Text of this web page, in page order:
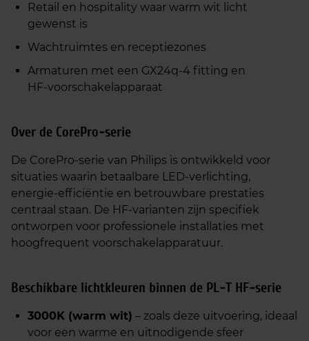
Retail en hospitality waar warm wit licht
gewenst is
Wachtruimtes en receptiezones
Armaturen met een GX24q‑4 fitting en
HF‑voorschakelapparaat
Over de CorePro‑serie
De CorePro‑serie van Philips is ontwikkeld voor
situaties waarin betaalbare LED‑verlichting,
energie‑efficiëntie en betrouwbare prestaties
centraal staan. De HF‑varianten zijn specifiek
ontworpen voor professionele installaties met
hoogfrequent voorschakelapparatuur.
Beschikbare lichtkleuren binnen de PL‑T HF‑serie
3000K (warm wit) – zoals deze uitvoering, ideaal
voor een warme en uitnodigende sfeer